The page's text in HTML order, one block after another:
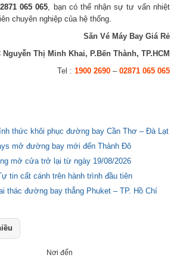
065 065 , bạn có thể nhận sự tư vấn nhiệt
chuyên nghiệp của hệ thống.
Săn Vé Máy Bay Giá Rẻ
Nguyễn Thị Minh Khai, P.Bến Thành, TP.HCM
Tel : 1900 2690– 02871 065 065
thức khôi phục đường bay Cần Thơ – Đà Lạt
mở đường bay mới đến Thành Đô
mở cửa trở lại từ ngày 19/08/2026
tin cất cánh trên hành trình đầu tiên
thác đường bay thẳng Phuket – TP. Hồ Chí
Nơi đến